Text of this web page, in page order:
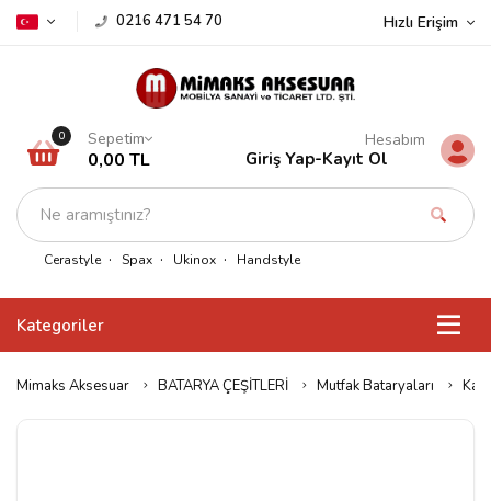
0216 471 54 70 Hızlı Erişim
Cerastyle Spax Ukinox Handstyle
0 Sepetim
0,00 TL
Hesabım
Giriş Yap-Kayıt Ol
Kategoriler
Mimaks Aksesuar BATARYA ÇEŞİTLERİ Mutfak Bataryaları